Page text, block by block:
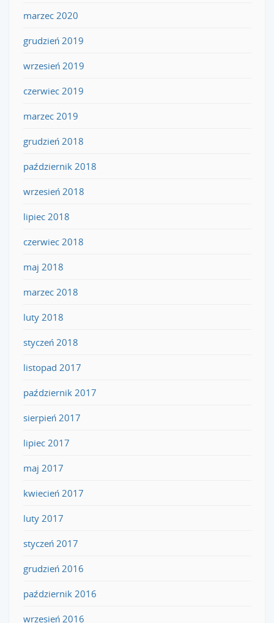
marzec 2020
grudzień 2019
wrzesień 2019
czerwiec 2019
marzec 2019
grudzień 2018
październik 2018
wrzesień 2018
lipiec 2018
czerwiec 2018
maj 2018
marzec 2018
luty 2018
styczeń 2018
listopad 2017
październik 2017
sierpień 2017
lipiec 2017
maj 2017
kwiecień 2017
luty 2017
styczeń 2017
grudzień 2016
październik 2016
wrzesień 2016